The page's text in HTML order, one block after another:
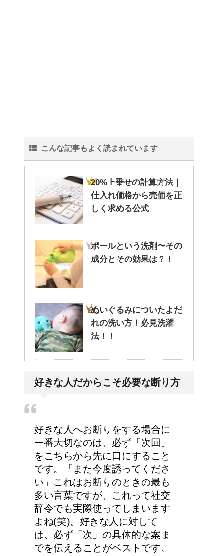
こんな記事もよく読まれています
20%上乗せの計算方法｜
仕入れ価格から売価を正
しく求める公式
ポールという洗剤〜その
成分とその効果は？！
ぬいぐるみについたよだ
れの洗い方！必見洗濯
法！！
レの水を流す部分の名前
好きな人だからこそ必要な断り方
好きな人へお断りをする場合に
一番大切なのは、必ず「次回」
をこちらから先に口にすること
です。「また今度誘ってくださ
い」これはお断りのときの最も
多い言葉ですが、これって社交
辞令でも実際使ってしまいます
よね(笑)。好きな人に対して
は、必ず「次」の具体的な案ま
でを伝えることがベストです。